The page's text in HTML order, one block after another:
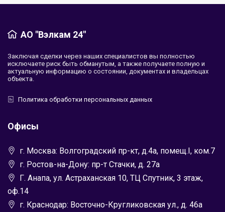
АО "Вэлкам 24"
Заключая сделки через наших специалистов вы полностью
исключаете риск быть обманутым, а также получаете полную и
актуальную информацию о состоянии, документах и владельцах
объекта.
Политика обработки персональных данных
Офисы
г. Москва: Волгоградский пр-кт, д.4а, помещ.I, ком.7
г. Ростов-на-Дону: пр-т Стачки, д. 27а
Г. Анапа, ул. Астраханская 10, ТЦ Спутник, 3 этаж,
оф.14
г. Краснодар: Восточно-Кругликовская ул., д. 46а